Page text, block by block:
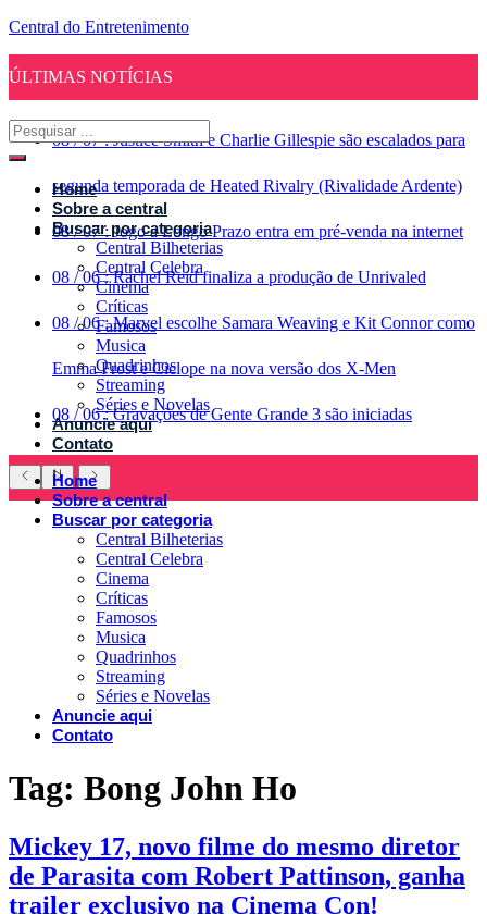
Central do Entretenimento
ÚLTIMAS NOTÍCIAS
08 / 07 : Justice Smith e Charlie Gillespie são escalados para
segunda temporada de Heated Rivalry (Rivalidade Ardente)
08 / 07 : Jogo a Longo Prazo entra em pré-venda na internet
08 / 06 : Rachel Reid finaliza a produção de Unrivaled
08 / 06 : Marvel escolhe Samara Weaving e Kit Connor como
Emma Frost e Ciclope na nova versão dos X-Men
08 / 06 : Gravações de Gente Grande 3 são iniciadas
Home
Sobre a central
Buscar por categoria
Central Bilheterias
Central Celebra
Cinema
Críticas
Famosos
Musica
Quadrinhos
Streaming
Séries e Novelas
Anuncie aqui
Contato
Home
Sobre a central
Buscar por categoria
Central Bilheterias
Central Celebra
Cinema
Críticas
Famosos
Musica
Quadrinhos
Streaming
Séries e Novelas
Anuncie aqui
Contato
Tag: Bong John Ho
Mickey 17, novo filme do mesmo diretor
de Parasita com Robert Pattinson, ganha
trailer exclusivo na Cinema Con!